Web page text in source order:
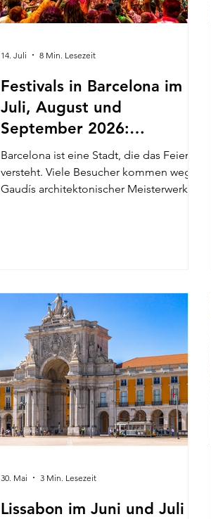
Festivals in Barcelona im
Juli, August und
September 2026:
Nachbarschaftsfest-Guide
Barcelona ist eine Stadt, die das Feiern
versteht. Viele Besucher kommen wegen
Gaudís architektonischer Meisterwerke,
Stadtteilfeste, die seit Generationen
gefeiert werden – zum Vorschein
kommt. Anders als kommerzielle
Musikfestivals werden Barcelonas
Nachbarschaftsfeste von den
Anwohnern selbst organisie
14. Juli 8 Min. Lesezeit
Lissabon im Juni und Juli
30. Mai 3 Min. Lesezeit